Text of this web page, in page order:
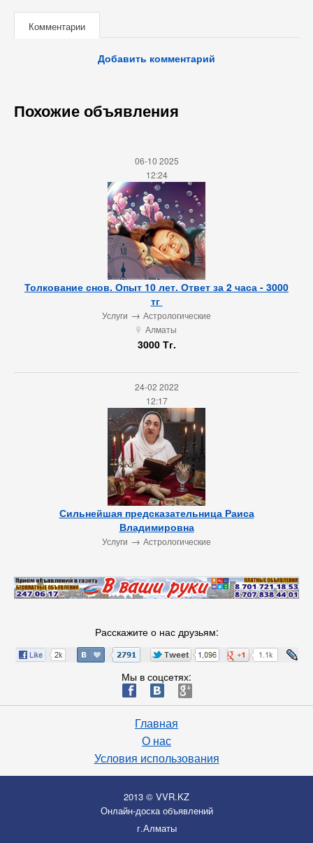
Комментарии
Добавить комментарий
Похожие объявления
06-10 2025
12:24
Толкование снов. Опыт 10 лет. Ответ за 2 часа - 3000
тг ‎
Услуги → Астрологические
u Алматы
3000 Тг.
24-02 2022
12:17
Сильнейшая предсказательница Раиса
Владимировна
Услуги → Астрологические
Расскажите о нас друзьям:
Мы в соцсетях:
ä æ è
Главная
О нас
Условия использования
2013 © VVR.KZ
Онлайн-доска объявлений
г.Алматы